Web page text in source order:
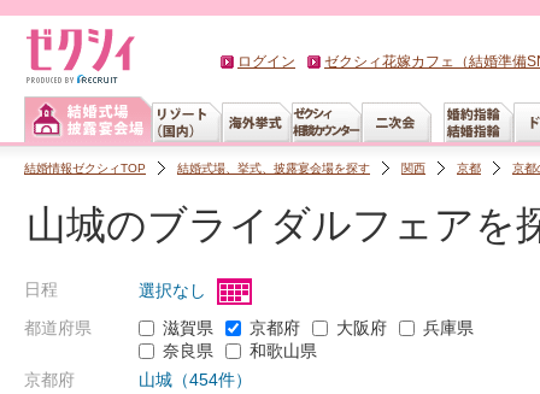
ログイン ゼクシィ花嫁カフェ（結婚準備
結婚情報ゼクシィTOP 結婚式場、挙式、披露宴会場を探す 関西 京都 京都
山城のブライダルフェアを
日程
選択なし
都道府県
滋賀県 京都府 大阪府
兵庫県
奈良県
和歌山県
京都府
山城（454件）